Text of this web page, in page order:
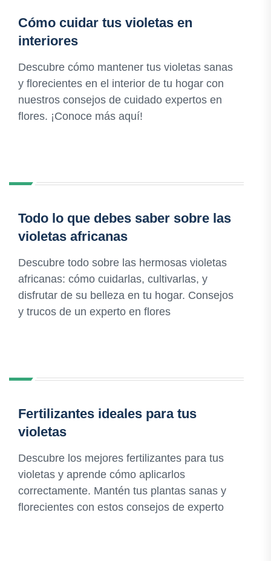
Cómo cuidar tus violetas en
interiores
Descubre cómo mantener tus violetas sanas
y florecientes en el interior de tu hogar con
nuestros consejos de cuidado expertos en
flores. ¡Conoce más aquí!
Todo lo que debes saber sobre las
violetas africanas
Descubre todo sobre las hermosas violetas
africanas: cómo cuidarlas, cultivarlas, y
disfrutar de su belleza en tu hogar. Consejos
y trucos de un experto en flores
Fertilizantes ideales para tus
violetas
Descubre los mejores fertilizantes para tus
violetas y aprende cómo aplicarlos
correctamente. Mantén tus plantas sanas y
florecientes con estos consejos de experto